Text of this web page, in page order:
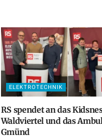
ELEKTROTECHNIK
RS spendet an das
Waldviertel und das
Gmünd